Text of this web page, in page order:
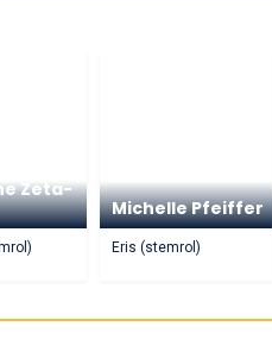
Zeta-
Michelle Pfeiffer
Eris (stemrol)